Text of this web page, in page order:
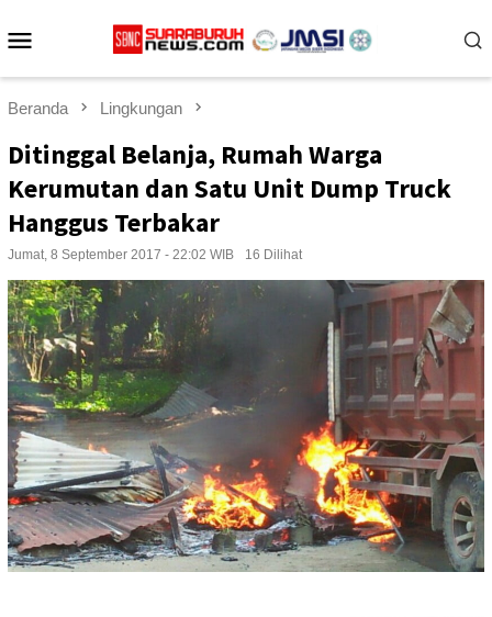
ke
Beranda Lingkungan
Ditinggal Belanja, Rumah Warga
Kerumutan dan Satu Unit Dump Truck
Hanggus Terbakar
Jumat, 8 September 2017 - 22:02 WIB 16 Dilihat